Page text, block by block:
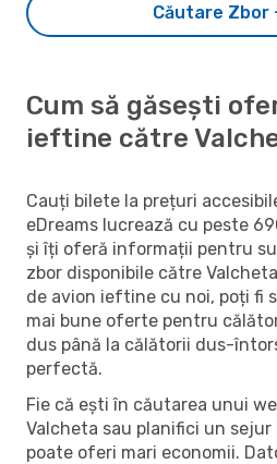
Căutare Zbor
Cum să găsești
ieftine către
Cauți bilete la prețuri
eDreams lucrează cu peste
și îți oferă informații pentru
zbor disponibile către
de avion ieftine cu noi, poți fi
mai bune oferte pentru
dus până la călătorii dus-
perfectă.
Fie că ești în căutarea unui
Valcheta sau planifici un sejur
poate oferi mari economii.